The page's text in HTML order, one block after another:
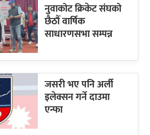
नुवाकोट क्रिकेट संघको
छैठौँ वार्षिक
साधारणसभा सम्पन्न
जसरी भए पनि अर्ली
इलेक्सन गर्ने दाउमा
एन्फा